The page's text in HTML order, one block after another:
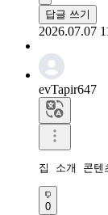
답글 쓰기
2026.07.07
evTapir647
집 소개 콘텐
0